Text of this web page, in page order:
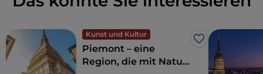
Kunst und Kultur
Like
Piemont – eine
Region, die mit Natur